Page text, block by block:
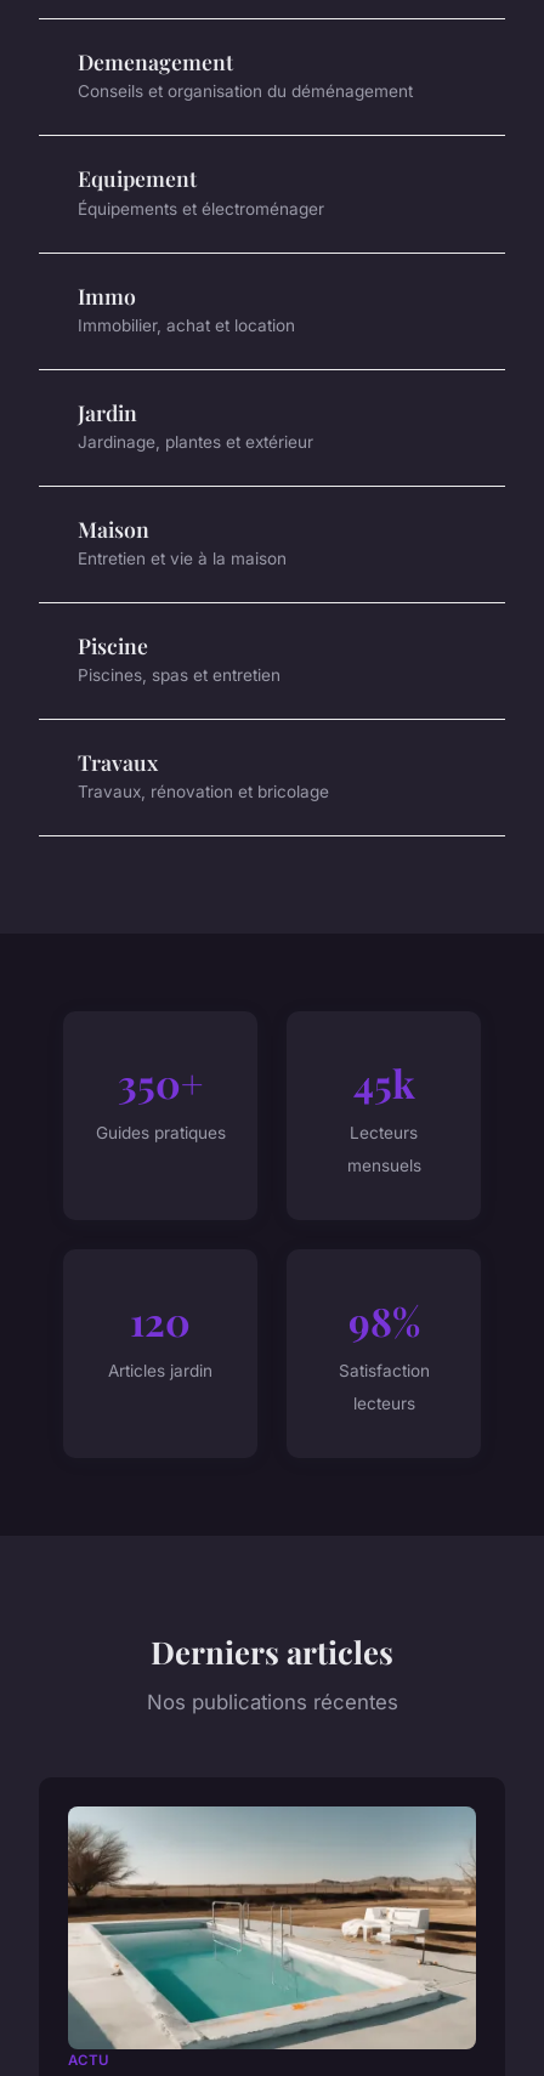
Demenagement
Conseils et organisation du déménagement
Equipement
Équipements et électroménager
Immo
Immobilier, achat et location
Jardin
Jardinage, plantes et extérieur
Maison
Entretien et vie à la maison
Piscine
Piscines, spas et entretien
Travaux
Travaux, rénovation et bricolage
350+
Guides pratiques
45k
Lecteurs
mensuels
120
Articles jardin
98%
Satisfaction
lecteurs
Derniers articles
Nos publications récentes
ACTU